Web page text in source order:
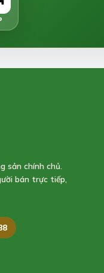
sản chính chủ.
bán trực tiếp,